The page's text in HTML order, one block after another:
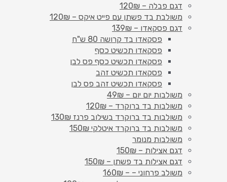
דגם פבלה – 120₪
משולבת בד פשתן עם פייט איקס – 120₪
דגם פסקאדו – 139₪
פסקאדו בד קרושה 80 ש"ח
פסקאדו תכשיט כסף
פסקאדו תכשיט כסף פס לבן
פסקאדו תכשיט זהב
פסקאדו תכשיט זהב פס לבן
משולבות יום יום – 49₪
משולבות בד ברוקרד – 120₪
משולבות בד ברוקרד בשילוב פרנז 130₪
משולבות בד ברוקרד איטלקי 150₪
משולבות מנומר
דגם אצילות – 150₪
דגם אצילות בד פשתן – 150₪
משולב פרחוני – – 160₪